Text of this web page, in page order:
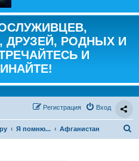
ДРУЗЕЙ, РОДНЫХ И
И
Вход
Регистрация
Я помню... Афганистан